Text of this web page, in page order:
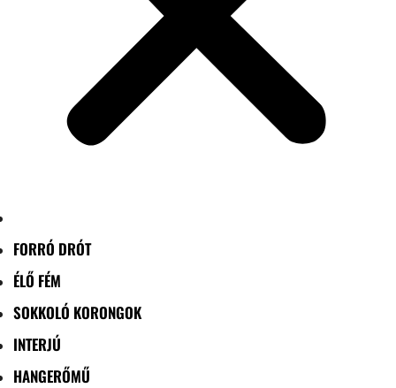
FORRÓ DRÓT
ÉLŐ FÉM
SOKKOLÓ KORONGOK
INTERJÚ
HANGERŐMŰ